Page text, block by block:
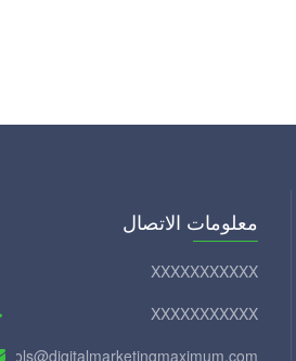
معلومات الاتصال
XXXXXXXXXXX
XXXXXXXXXXX
tools@digitalmarketingmaximum.com